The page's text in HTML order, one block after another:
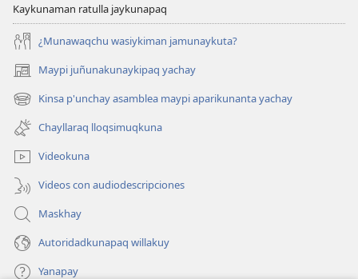
Kaykunaman ratulla jaykunapaq
¿Munawaqchu wasiykiman jamunaykuta?
Maypi juñunakunaykipaq yachay
(abre
una
nueva
ventana)
Kinsa p'unchay asamblea maypi aparikunanta yachay
(abre
una
nueva
ventana)
Chayllaraq lloqsimuqkuna
Videokuna
Videos con audiodescripciones
Maskhay
Autoridadkunapaq willakuy
Yanapay